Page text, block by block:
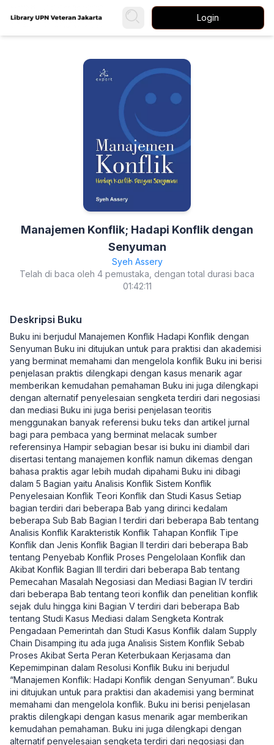
Login
Manajemen Konflik; Hadapi Konflik dengan
Senyuman
Syeh Assery
Telah di baca oleh 4 pemustaka, dengan total durasi baca
01:42:11
Deskripsi Buku
Buku ini berjudul Manajemen Konflik Hadapi Konflik dengan
Senyuman Buku ini ditujukan untuk para praktisi dan akademisi
yang berminat memahami dan mengelola konflik Buku ini berisi
penjelasan praktis dilengkapi dengan kasus menarik agar
memberikan kemudahan pemahaman Buku ini juga dilengkapi
dengan alternatif penyelesaian sengketa terdiri dari negosiasi
dan mediasi Buku ini juga berisi penjelasan teoritis
menggunakan banyak referensi buku teks dan artikel jurnal
bagi para pembaca yang berminat melacak sumber
referensinya Hampir sebagian besar isi buku ini diambil dari
disertasi tentang manajemen konflik namun dikemas dengan
bahasa praktis agar lebih mudah dipahami Buku ini dibagi
dalam 5 Bagian yaitu Analisis Konflik Sistem Konflik
Penyelesaian Konflik Teori Konflik dan Studi Kasus Setiap
bagian terdiri dari beberapa Bab yang dirinci kedalam
beberapa Sub Bab Bagian I terdiri dari beberapa Bab tentang
Analisis Konflik Karakteristik Konflik Tahapan Konflik Tipe
Konflik dan Jenis Konflik Bagian II terdiri dari beberapa Bab
tentang Penyebab Konflik Proses Pengelolaan Konflik dan
Akibat Konflik Bagian III terdiri dari beberapa Bab tentang
Pemecahan Masalah Negosiasi dan Mediasi Bagian IV terdiri
dari beberapa Bab tentang teori konflik dan penelitian konflik
sejak dulu hingga kini Bagian V terdiri dari beberapa Bab
tentang Studi Kasus Mediasi dalam Sengketa Kontrak
Pengadaan Pemerintah dan Studi Kasus Konflik dalam Supply
Chain Disamping itu ada juga Analisis Sistem Konflik Sebab
Proses Akibat Serta Peran Keterbukaan Kerjasama dan
Kepemimpinan dalam Resolusi Konflik Buku ini berjudul
“Manajemen Konflik: Hadapi Konflik dengan Senyuman”. Buku
ini ditujukan untuk para praktisi dan akademisi yang berminat
memahami dan mengelola konflik. Buku ini berisi penjelasan
praktis dilengkapi dengan kasus menarik agar memberikan
kemudahan pemahaman. Buku ini juga dilengkapi dengan
alternatif penyelesaian sengketa terdiri dari negosiasi dan